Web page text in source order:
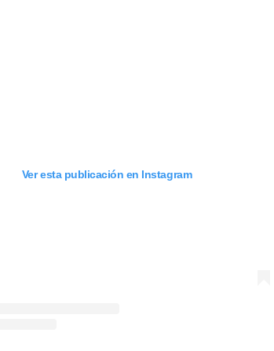
Ver esta publicación en Instagram